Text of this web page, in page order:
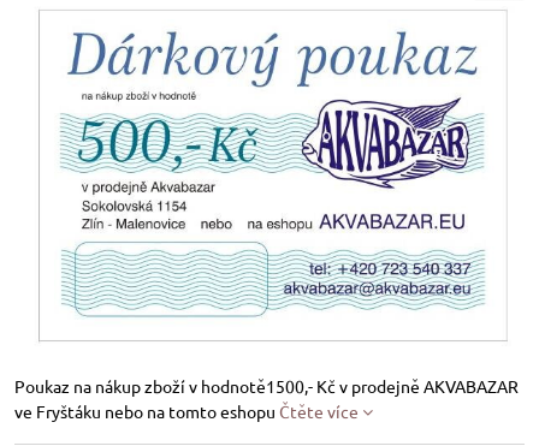
Poukaz na nákup zboží v hodnotě1500,- Kč v prodejně AKVABAZAR
ve Fryštáku nebo na tomto eshopu Čtěte více